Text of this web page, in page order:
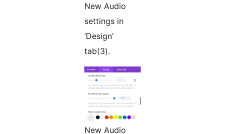
New Audio
settings in
‘Design’
tab(3).
New Audio